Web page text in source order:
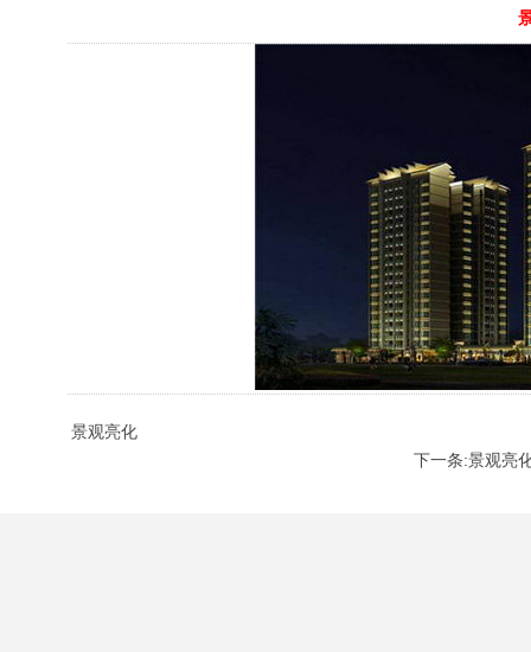
景观亮化
下一条:景观亮